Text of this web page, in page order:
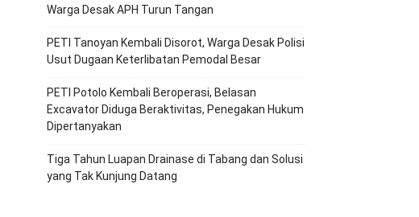
Warga Desak APH Turun Tangan
PETI Tanoyan Kembali Disorot, Warga Desak Polisi
Usut Dugaan Keterlibatan Pemodal Besar
PETI Potolo Kembali Beroperasi, Belasan
Excavator Diduga Beraktivitas, Penegakan Hukum
Dipertanyakan
Tiga Tahun Luapan Drainase di Tabang dan Solusi
yang Tak Kunjung Datang